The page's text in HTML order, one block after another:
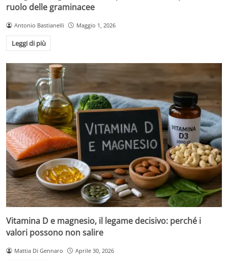
ruolo delle graminacee
Antonio Bastianelli Maggio 1, 2026
Leggi di più
Vitamina D e magnesio, il legame decisivo: perché i
valori possono non salire
Mattia Di Gennaro Aprile 30, 2026